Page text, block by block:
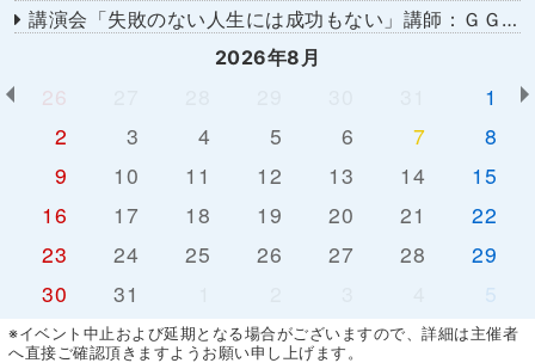
講演会「失敗のない人生には成功もない」講師：ＧＧ佐藤さん
2026年8月
26
1
2
3 4 5 6 7
8
9
10 11 12 13 14
15
16
17 18 19 20 21
22
23
24 25 26 27 28
29
30
31 5
※イベント中止および延期となる場合がございますので、詳細は主催者
へ直接ご確認頂きますようお願い申し上げます。